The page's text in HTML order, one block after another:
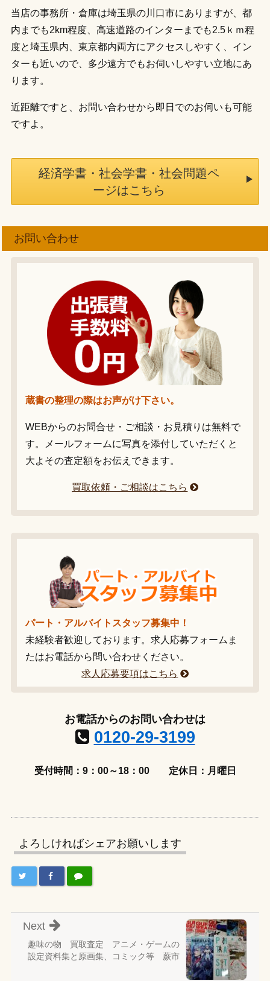
当店の事務所・倉庫は埼玉県の川口市にありますが、都
内までも2km程度、高速道路のインターまでも2.5ｋｍ程
度と埼玉県内、東京都内両方にアクセスしやすく、イン
ターも近いので、多少遠方でもお伺いしやすい立地にあ
ります。
近距離ですと、お問い合わせから即日でのお伺いも可能
ですよ。
経済学書・社会学書・社会問題ペ
ージはこちら
お問い合わせ
蔵書の整理の際はお声がけ下さい。
WEBからのお問合せ・ご相談・お見積りは無料で
す。メールフォームに写真を添付していただくと
大よその査定額をお伝えできます。
買取依頼・ご相談はこちら
パート・アルバイトスタッフ募集中！
未経験者歓迎しております。求人応募フォームま
たはお電話から問い合わせください。
求人応募要項はこちら
お電話からのお問い合わせは
0120-29-3199
受付時間：9：00～18：00 定休日：月曜日
よろしければシェアお願いします
趣味の物 買取査定 アニメ・ゲームの
設定資料集と原画集、コミック等 蕨市
Next